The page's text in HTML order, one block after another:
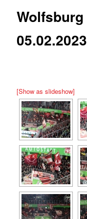
05.02.2023
[Show as slideshow]